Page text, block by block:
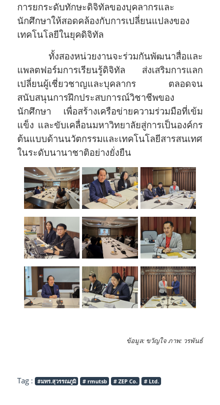
การยกระดับทักษะดิจิทัลของบุคลากรและ
นักศึกษาให้สอดคล้องกับการเปลี่ยนแปลงของ
เทคโนโลยีในยุคดิจิทัล
ทั้งสองหน่วยงานจะร่วมกันพัฒนาสื่อและ
แพลตฟอร์มการเรียนรู้ดิจิทัล ส่งเสริมการแลก
เปลี่ยนผู้เชี่ยวชาญและบุคลากร ตลอดจน
สนับสนุนการฝึกประสบการณ์วิชาชีพของ
นักศึกษา เพื่อสร้างเครือข่ายความร่วมมือที่เข้ม
แข็ง และขับเคลื่อนมหาวิทยาลัยสู่การเป็นองค์กร
ต้นแบบด้านนวัตกรรมและเทคโนโลยีสารสนเทศ
ในระดับนานาชาติอย่างยั่งยืน
ข้อมูล: ขวัญใจ ภาพ: วรพันธ์
Tag : #มทร.สุวรรณภูมิ # rmutsb # ZEP Co. # Ltd.